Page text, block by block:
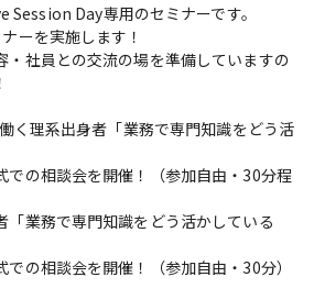
Day専用のセミナーです。
ーを実施します！
・社員との交流の場を準備していますの
く理系出身者「業務で専門知識をどう活
の相談会を開催！（参加自由・30分程
業務で専門知識をどう活かしている
の相談会を開催！（参加自由・30分）